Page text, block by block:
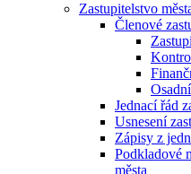
Zastupitelstvo
Členové
Jednací řád
Usnesení
Zápisy z
Podkladové
města